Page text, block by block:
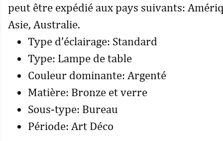
peut être expédié aux pays suivants:
Asie, Australie.
Type d’éclairage: Standard
Type: Lampe de table
Couleur dominante: Argenté
Matière: Bronze et verre
Sous-type: Bureau
Période: Art Déco